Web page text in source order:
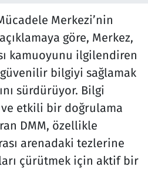
Merkezi’nin
açıklamaya göre, Merkez,
kamuoyunu ilgilendiren
bilgiyi sağlamak
sürdürüyor. Bilgi
ve etkili bir doğrulama
DMM, özellikle
arenadaki tezlerine
çürütmek için aktif bir